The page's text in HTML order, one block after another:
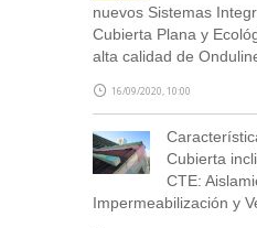
nuevos Sistemas
Cubierta Plana y
alta calidad de
16/09/2020, 10:00
Cubierta
CTE:
Impermeabilización y